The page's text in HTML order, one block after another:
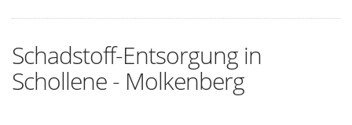
Schadstoff-Entsorgung in
Schollene - Molkenberg